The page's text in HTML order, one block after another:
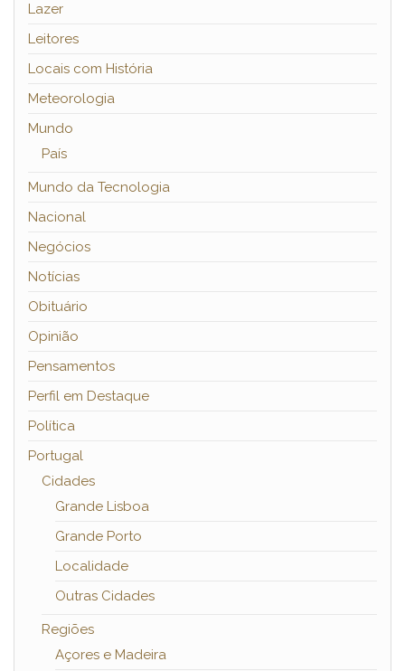
Lazer
Leitores
Locais com História
Meteorologia
Mundo
País
Mundo da Tecnologia
Nacional
Negócios
Notícias
Obituário
Opinião
Pensamentos
Perfil em Destaque
Política
Portugal
Cidades
Grande Lisboa
Grande Porto
Localidade
Outras Cidades
Regiões
Açores e Madeira